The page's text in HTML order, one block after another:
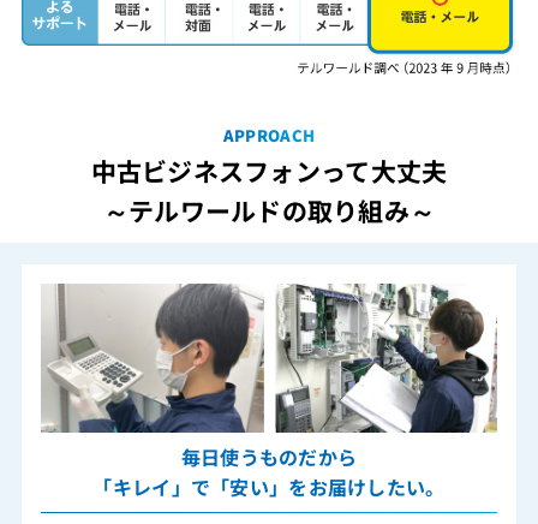
APPROACH
中古ビジネスフォンって大丈夫
～テルワールドの取り組み～
毎日使うものだから
「キレイ」で「安い」をお届けしたい。